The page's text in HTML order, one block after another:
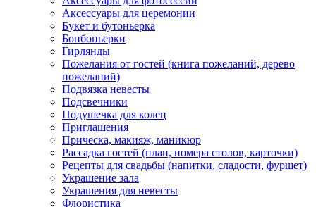
Аксессуары для церемонии
Букет и бутоньерка
Бонбоньерки
Гирлянды
Пожелания от гостей (книга пожеланий, дерево
пожеланий)
Подвязка невесты
Подсвечники
Подушечка для колец
Приглашения
Прическа, макияж, маникюр
Рассадка гостей (план, номера столов, карточки)
Рецепты для свадьбы (напитки, сладости, фуршет)
Украшение зала
Украшения для невесты
Флористика